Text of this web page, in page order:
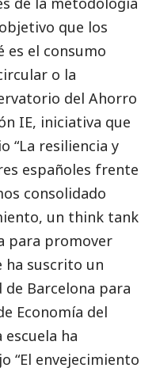
que los
es el consumo
o la
del Ahorro
IE, iniciativa que
“La resiliencia y
españoles frente
consolidado
un think tank
para promover
ha suscrito un
Barcelona para
Economía del
escuela ha
“El envejecimiento